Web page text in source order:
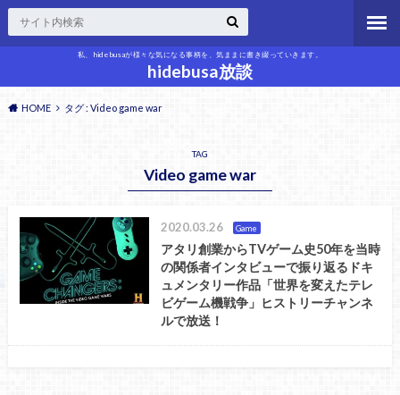
私、hidebusaが様々な気になる事柄を、気ままに書き綴っていきます。
hidebusa放談
HOME タグ : Video game war
TAG
Video game war
2020.03.26 Game
アタリ創業からTVゲーム史50年を当時
の関係者インタビューで振り返るドキ
ュメンタリー作品「世界を変えたテレ
ビゲーム機戦争」ヒストリーチャンネ
ルで放送！